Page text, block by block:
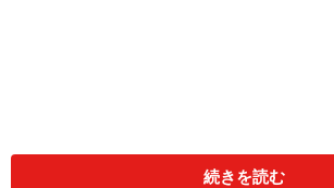
続きを読む